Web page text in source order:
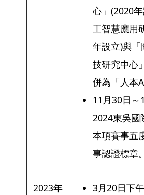
心」(2020
工智慧應用
年設立)與
技研究中心
併為「人本
11月30日～
2024東吳國
本項賽事五
事認證標章。
2023年
3月20日下